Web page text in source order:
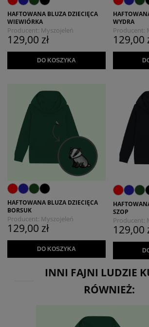
HAFTOWANA BLUZA DZIECIĘCA
WIEWIÓRKA
Producent: Myszojeleń
129,00 zł
DO KOSZYKA
WYDRA
Producent:
129,00
HAFTOWANA BLUZA DZIECIĘCA
BORSUK
Producent: Myszojeleń
129,00 zł
DO KOSZYKA
SZOP
Producent:
129,00
INNI FAJNI LUDZIE
RÓWNIEŻ: